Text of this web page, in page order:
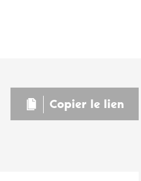
Copier le lien